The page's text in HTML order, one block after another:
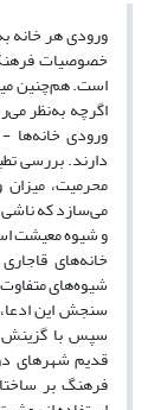
ورودی هر خانه
خصوصیات
است. هم‌چنین
اگرچه به‌نظر
ورودی خانه‌ها
دارند. بررسی
محرمیت،
می‌سازد که ناشی
و شیوه معیشت
خانه‌های
شیوه‌های
سنجش این
سپس با گزینش
قدیم شهرهای
فرهنگ بر